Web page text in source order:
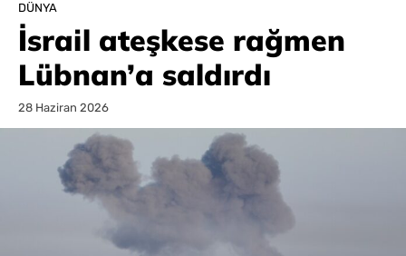
DÜNYA
İsrail ateşkese rağmen
Lübnan’a saldırdı
28 Haziran 2026